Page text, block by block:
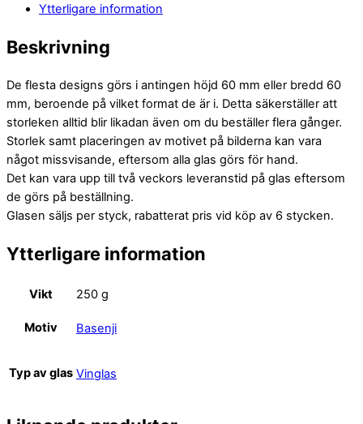
Ytterligare information
Beskrivning
De flesta designs görs i antingen höjd 60 mm eller bredd 60
mm, beroende på vilket format de är i. Detta säkerställer att
storleken alltid blir likadan även om du beställer flera gånger.
Storlek samt placeringen av motivet på bilderna kan vara
något missvisande, eftersom alla glas görs för hand.
Det kan vara upp till två veckors leveranstid på glas eftersom
de görs på beställning.
Glasen säljs per styck, rabatterat pris vid köp av 6 stycken.
Ytterligare information
Vikt 250 g
Motiv Basenji
Typ av glas Vinglas